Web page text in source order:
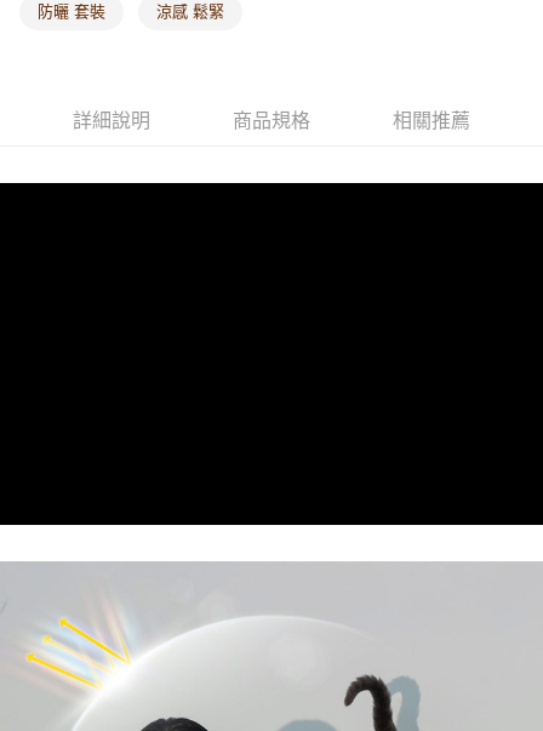
防曬 套裝 涼感 鬆緊
詳細說明 商品規格 相關推薦